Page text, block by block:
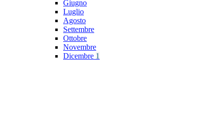
Giugno
Luglio
Agosto
Settembre
Ottobre
Novembre
Dicembre 1